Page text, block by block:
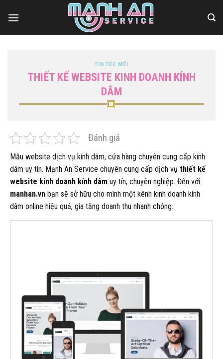
qua
TIN TỨC MỚI
THIẾT KẾ WEBSITE KINH DOANH KÍNH
DÂM
Đánh giá
Mẫu website dịch vụ kính dâm, cửa hàng chuyên cung cấp kính
dâm uy tín. Mạnh An Service chuyên cung cấp dịch vụ thiết kế
website kinh doanh kính dâm uy tín, chuyên nghiệp. Đến với
manhan.vn bạn sẽ sở hữu cho mình một kênh kinh doanh kính
dâm online hiệu quả, gia tăng doanh thu nhanh chóng.